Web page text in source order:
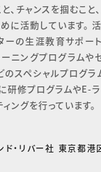
、チャンスを掴むこと
に活動しています。
ーの生涯教育サポー
ニングプログラムや
のスペシャルプログラ
研修プログラムやE-
ングを行っています。
ド・リバー社 東京都